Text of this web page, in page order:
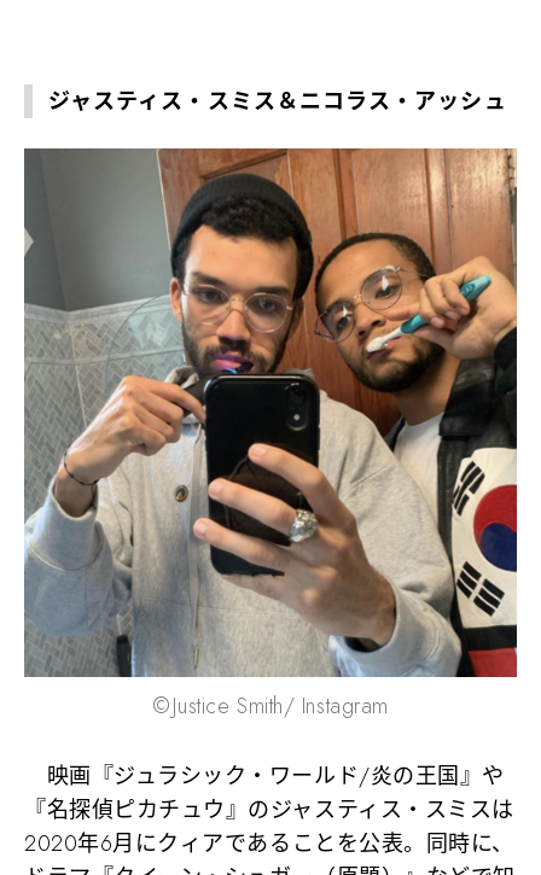
ジャスティス・スミス＆ニコラス・アッシュ
©Justice Smith/ Instagram
映画『ジュラシック・ワールド/炎の王国』や
『名探偵ピカチュウ』のジャスティス・スミスは
2020年6月にクィアであることを公表。同時に、